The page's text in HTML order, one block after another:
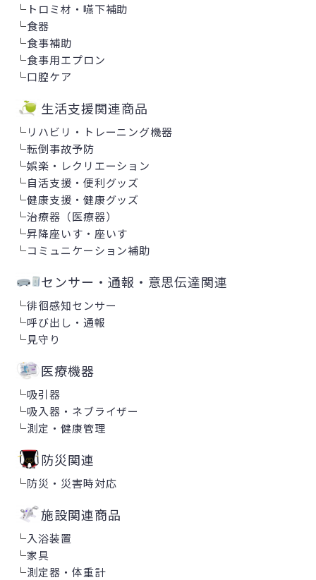
└ トロミ材・嚥下補助
└食器
└食事補助
└食事用エプロン
└口腔ケア
生活支援関連商品
└リハビリ・トレーニング機器
└転倒事故予防
└娯楽・レクリエーション
└自活支援・便利グッズ
└健康支援・健康グッズ
└治療器（医療器）
└昇降座いす・座いす
└コミュニケーション補助
センサー・通報・意思伝達関連
└徘徊感知センサー
└呼び出し・通報
└見守り
医療機器
└吸引器
└吸入器・ネブライザー
└測定・健康管理
防災関連
└防災・災害時対応
施設関連商品
└入浴装置
└家具
└測定器・体重計